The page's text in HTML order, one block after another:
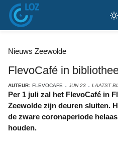
Nieuws Zeewolde
FlevoCafé in
AUTEUR: FLEVOCAFE JUN 23 LAATST
Per 1 juli zal het FlevoCafé in FlevoMeer Bibliotheek
Zeewolde zijn deuren sluiten.
de zware coronaperiode
houden.